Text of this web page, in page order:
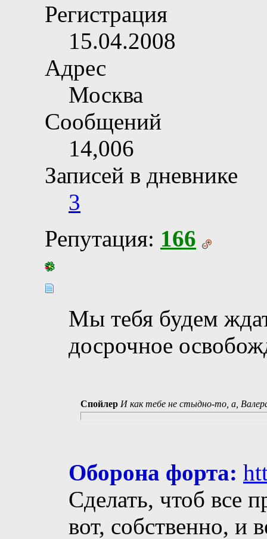
Регистрация
15.04.2008
Адрес
Москва
Сообщений
14,006
Записей в дневнике
3
Репутация: 166
Мы тебя будем
досрочное
Спойлер И как тебе не стыдно-то, а,
Оборона форта:
Сделать, чтоб все
вот, собственно, и